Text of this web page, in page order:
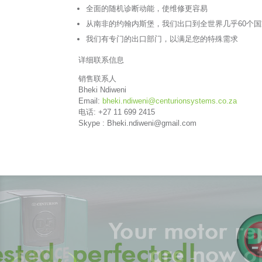
全面的随机诊断动能，使维修更容易
从南非的约翰内斯堡，我们出口到全世界几乎60个
我们有专门的出口部门，以满足您的特殊需求
详细联系信息
销售联系人
Bheki Ndiweni
Email:bheki.ndiweni@centurionsystems.co.za
电话: +27 11 699 2415
Skype : Bheki.ndiweni@gmail.com